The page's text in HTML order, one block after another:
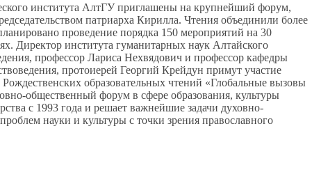
института АлтГУ приглашены на крупнейший форум,
патриарха Кирилла. Чтения объединили более
проведение порядка 150 мероприятий на 30
Директор института гуманитарных наук Алтайского
профессор Лариса Нехвядович и профессор кафедры
протоиерей Георгий Крейдун примут участие
образовательных чтений «Глобальные вызовы
общественный форум в сфере образования, культуры
с 1993 года и решает важнейшие задачи духовно-
науки и культуры с точки зрения православного